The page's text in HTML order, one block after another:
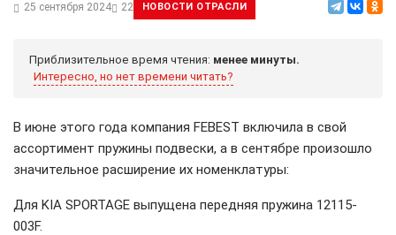
25 сентября 2024 22 НОВОСТИ ОТРАСЛИ
Приблизительное время чтения: менее минуты.
Интересно, но нет времени читать?
В июне этого года компания FEBEST включила в свой
ассортимент пружины подвески, а в сентябре произошло
значительное расширение их номенклатуры:
Для KIA SPORTAGE выпущена передняя пружина 12115-
003F.